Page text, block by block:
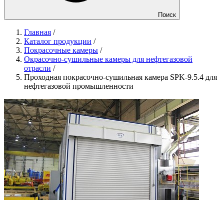
Поиск
Главная /
Каталог продукции /
Покрасочные камеры /
Окрасочно-сушильные камеры для нефтегазовой
отрасли /
Проходная покрасочно-сушильная камера SPK-9.5.4 для
нефтегазовой промышленности